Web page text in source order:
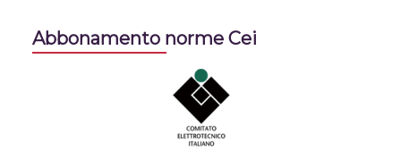
Abbonamento norme Cei